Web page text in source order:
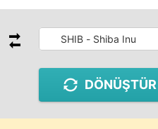
SHIB - Shiba Inu
DÖNÜŞTÜR